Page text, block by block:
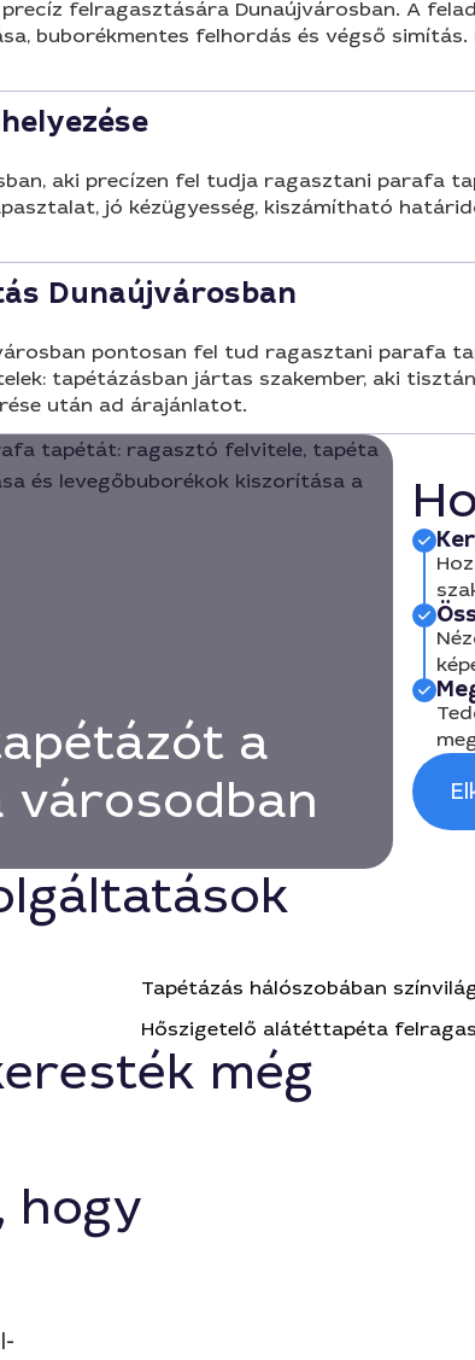
felragasztására Dunaújvárosban. A
buborékmentes felhordás és végső
aki precízen fel tudja ragasztani parafa
jó kézügyesség, kiszámítható
Dunaújvárosban
pontosan fel tud ragasztani parafa
tapétázásban jártas szakember, aki
után ad árajánlatot.
a
városodban
Tapétázás hálószobában
Hőszigetelő alátéttapéta
még
hogy